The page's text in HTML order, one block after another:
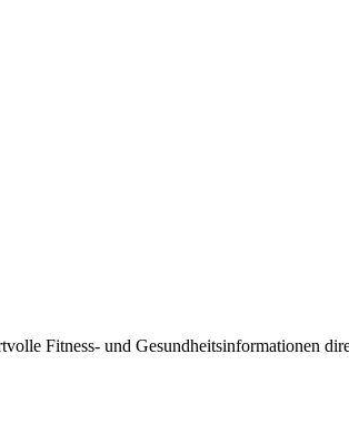
Fitness- und Gesundheitsinformationen